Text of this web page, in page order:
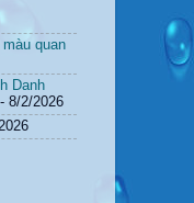
quan
Danh
- 8/2/2026